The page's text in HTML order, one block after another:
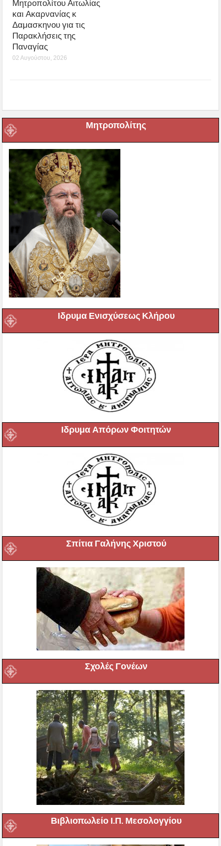
Μητροπολίτου Αιτωλίας
και Ακαρνανίας κ
Δαμασκηνου για τις
Παρακλήσεις της
Παναγίας
02 Αυγούστου, 2026
Μητροπολίτης
Ιδρυμα Ενισχύσεως Κλήρου
Ιδρυμα Απόρων Φοιτητών
Σπίτια Γαλήνης Χριστού
Σχολές Γονέων
Βιβλιοπωλείο Ι.Π. Μεσολογγίου